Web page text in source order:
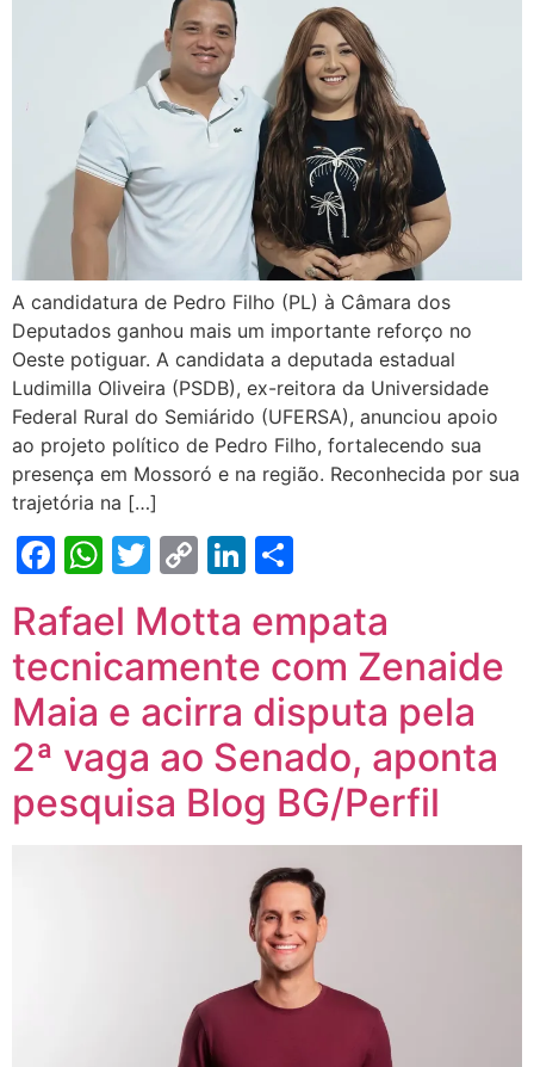
A candidatura de Pedro Filho (PL) à Câmara dos
Deputados ganhou mais um importante reforço no
Oeste potiguar. A candidata a deputada estadual
Ludimilla Oliveira (PSDB), ex-reitora da Universidade
Federal Rural do Semiárido (UFERSA), anunciou apoio
ao projeto político de Pedro Filho, fortalecendo sua
presença em Mossoró e na região. Reconhecida por sua
trajetória na […]
Facebook
WhatsApp
Twitter
CopyLinkedIn
Rafael Motta empata
tecnicamente com Zenaide
Maia e acirra disputa pela
2ª vaga ao Senado, aponta
pesquisa Blog BG/Perfil